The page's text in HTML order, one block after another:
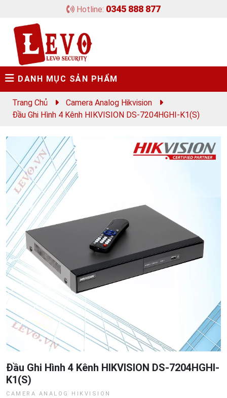
Hotline: 0345 888 877
DANH MỤC SẢN PHẨM
Trang Chủ
Camera Analog Hikvision
Đầu Ghi Hình 4 Kênh HIKVISION DS-7204HGHI-K1(S)
Đầu Ghi Hình 4 Kênh HIKVISION DS-7204HGHI-
K1(S)
CAMERA ANALOG HIKVISION